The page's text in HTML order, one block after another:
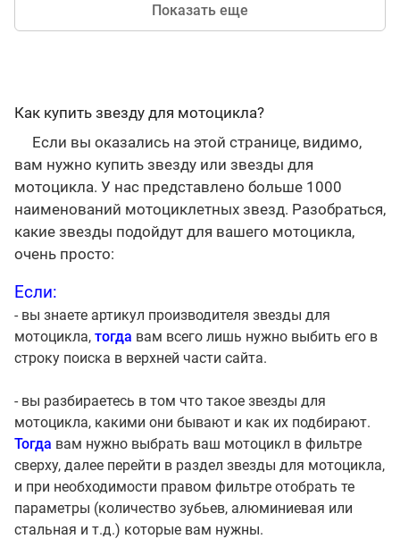
Показать еще
Как купить звезду для мотоцикла?
Если вы оказались на этой странице, видимо,
вам нужно купить звезду или звезды для
мотоцикла. У нас представлено больше 1000
наименований мотоциклетных звезд. Разобраться,
какие звезды подойдут для вашего мотоцикла,
очень просто:
Если:
- вы знаете артикул производителя звезды для
мотоцикла, тогда вам всего лишь нужно выбить его в
строку поиска в верхней части сайта.
- вы разбираетесь в том что такое звезды для
мотоцикла, какими они бывают и как их подбирают.
Тогда вам нужно выбрать ваш мотоцикл в фильтре
сверху, далее перейти в раздел звезды для мотоцикла,
и при необходимости правом фильтре отобрать те
параметры (количество зубьев, алюминиевая или
стальная и т.д.) которые вам нужны.